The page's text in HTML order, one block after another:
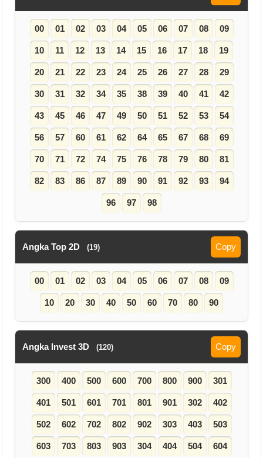
00 01 02 03 04 05 06 07 08 09
10 11 12 13 14 15 16 17 18 19
20 21 22 23 24 25 26 27 28 29
30 31 32 34 35 38 39 40 41 42
43 45 46 47 49 50 51 52 53 54
56 57 60 61 62 64 65 67 68 69
70 71 72 74 75 76 78 79 80 81
82 83 86 87 89 90 91 92 93 94
96 97 98
Angka Top 2D (19) Copy
00 01 02 03 04 05 06 07 08 09
10 20 30 40 50 60 70 80 90
Angka Invest 3D (120) Copy
300 400 500 600 700 800 900 301
401 501 601 701 801 901 302 402
502 602 702 802 902 303 403 503
603 703 803 903 304 404 504 604